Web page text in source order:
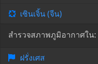
เซินเจิ้น (จีน)
สำรวจสภาพภูมิอากาศใน:
ฝรั่งเศส